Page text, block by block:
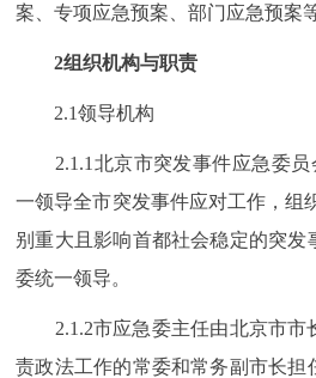
案、专项应急预案、部门应急预案
2组织机构与职责
2.1领导机构
2.1.1北京市突发事件应急委员
一领导全市突发事件应对工作，组
别重大且影响首都社会稳定的突发
委统一领导。
2.1.2市应急委主任由北京市市
责政法工作的常委和常务副市长担